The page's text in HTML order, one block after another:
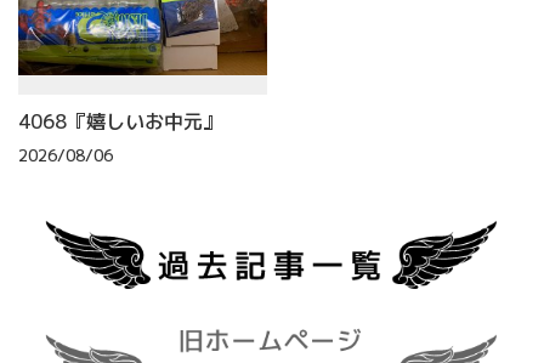
4068『嬉しいお中元』
2026/08/06